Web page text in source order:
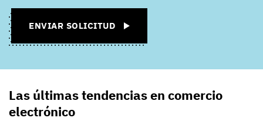
ENVIAR SOLICITUD
Las últimas tendencias en comercio
electrónico